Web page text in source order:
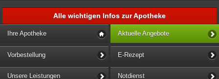
Alle wichtigen Infos zur Apotheke
Ihre Apotheke Aktuelle Angebote
Vorbestellung E-Rezept
Unsere Leistungen Notdienst